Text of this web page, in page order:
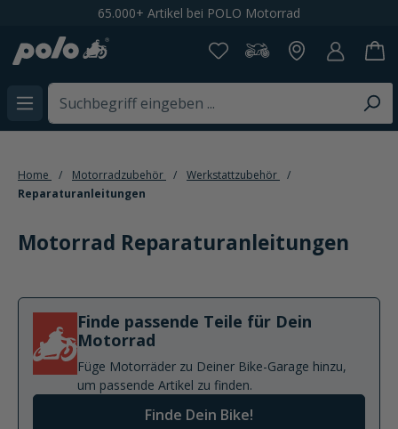
65.000+ Artikel bei POLO Motorrad
Home Motorradzubehör
Werkstattzubehör
Reparaturanleitungen
Motorrad Reparaturanleitungen
Finde passende Teile für Dein
Motorrad
Füge Motorräder zu Deiner Bike-Garage hinzu,
um passende Artikel zu finden.
Finde Dein Bike!